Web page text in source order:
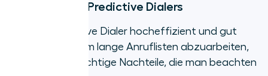
Nachteile des Predictive Dialers
Obwohl Predictive Dialer hocheffizient und gut
geeignet sind, um lange Anruflisten abzuarbeiten,
gibt es einige wichtige Nachteile, die man beachten